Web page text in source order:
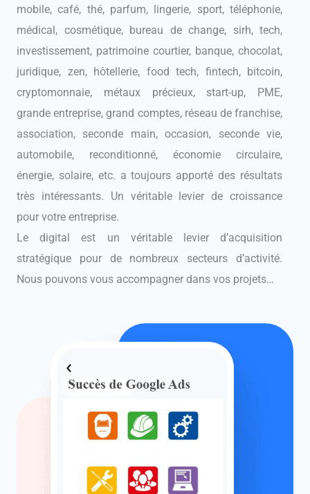
mobile, café, thé, parfum, lingerie, sport, téléphonie,
médical, cosmétique, bureau de change, sirh, tech,
investissement, patrimoine courtier, banque, chocolat,
juridique, zen, hôtellerie, food tech, fintech, bitcoin,
cryptomonnaie, métaux précieux, start-up, PME,
grande entreprise, grand comptes, réseau de franchise,
association, seconde main, occasion, seconde vie,
automobile, reconditionné, économie circulaire,
énergie, solaire, etc. a toujours apporté des résultats
très intéressants. Un véritable levier de croissance
pour votre entreprise.
Le digital est un véritable levier d’acquisition
stratégique pour de nombreux secteurs d’activité.
Nous pouvons vous accompagner dans vos projets…